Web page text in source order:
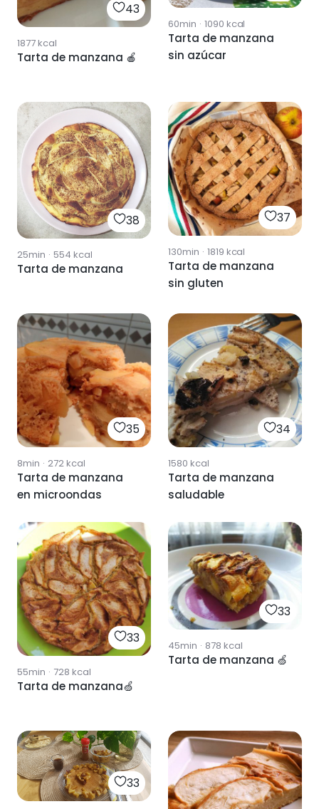
43
1877kcal
Tarta de manzana 🍎
60min · 1090 kcal
Tarta de manzana
sin azúcar
38
25min · 554 kcal
Tarta de manzana
37
130min · 1819 kcal
Tarta de manzana
sin gluten
35
8min · 272kcal
Tarta de manzana
en microondas
34
1580 kcal
Tarta de manzana
saludable
33
55min · 728 kcal
Tarta de manzana🍏
33
45min · 878 kcal
Tarta de manzana 🍏
33